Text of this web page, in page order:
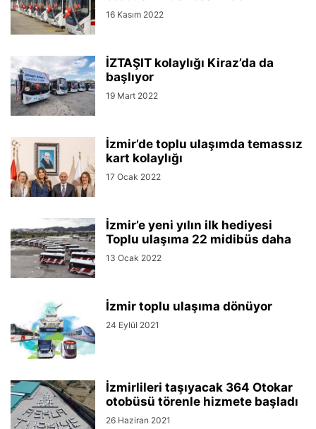
16 Kasım 2022
İZTAŞIT kolaylığı Kiraz’da da
başlıyor
19 Mart 2022
İzmir’de toplu ulaşımda temassız
kart kolaylığı
17 Ocak 2022
İzmir’e yeni yılın ilk hediyesi
Toplu ulaşıma 22 midibüs daha
13 Ocak 2022
İzmir toplu ulaşıma dönüyor
24 Eylül 2021
İzmirlileri taşıyacak 364 Otokar
otobüsü törenle hizmete başladı
26 Haziran 2021